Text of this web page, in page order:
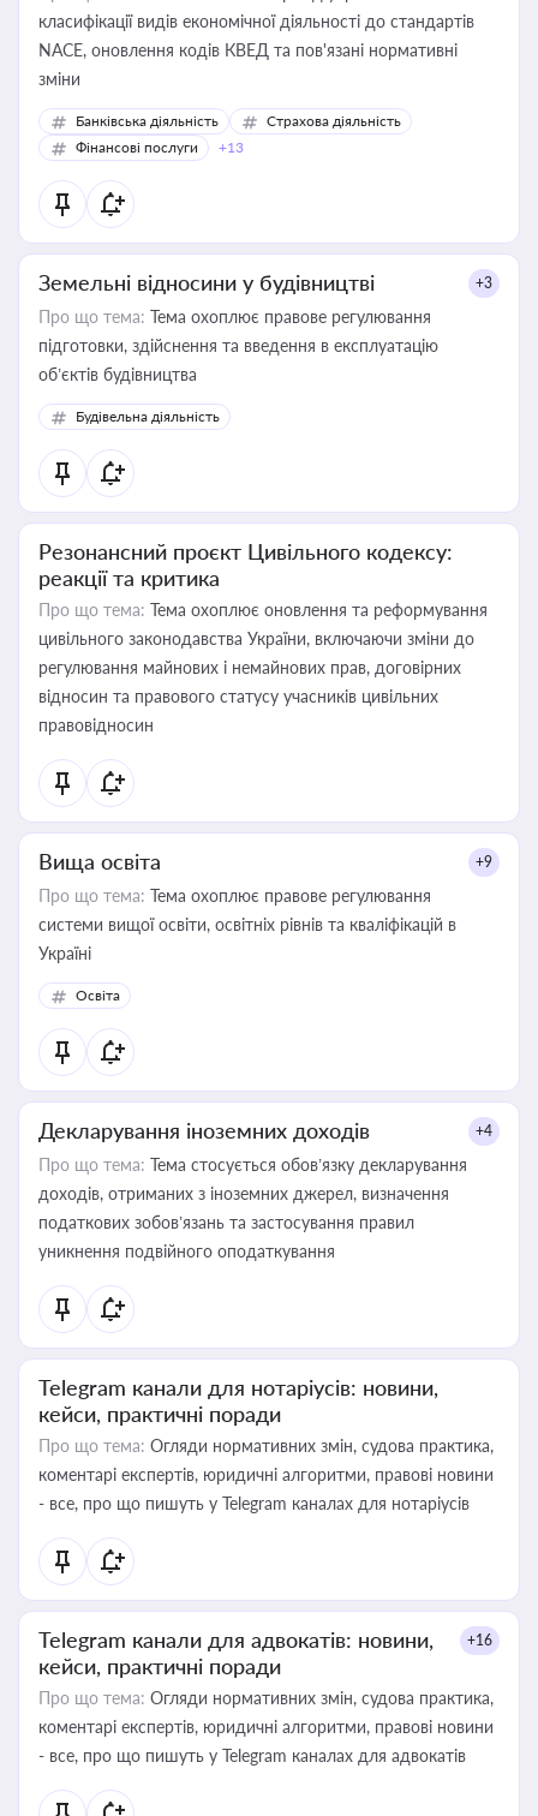
класифікації видів економічної діяльності до стандартів
NACE, оновлення кодів КВЕД та пов'язані нормативні
зміни
Банківська діяльність
Страхова діяльність
Фінансові послуги
+13
Земельні відносини у будівництві +3
Про що тема: Тема охоплює правове регулювання
підготовки, здійснення та введення в експлуатацію
об’єктів будівництва
Будівельна діяльність
Резонансний проєкт Цивільного кодексу:
реакції та критика
Про що тема: Тема охоплює оновлення та реформування
цивільного законодавства України, включаючи зміни до
регулювання майнових і немайнових прав, договірних
відносин та правового статусу учасників цивільних
правовідносин
Вища освіта +9
Про що тема: Тема охоплює правове регулювання
системи вищої освіти, освітніх рівнів та кваліфікацій в
Україні
Освіта
Декларування іноземних доходів +4
Про що тема: Тема стосується обов’язку декларування
доходів, отриманих з іноземних джерел, визначення
податкових зобов’язань та застосування правил
уникнення подвійного оподаткування
Telegram канали для нотаріусів: новини,
кейси, практичні поради
Про що тема: Огляди нормативних змін, судова практика,
коментарі експертів, юридичні алгоритми, правові новини
- все, про що пишуть у Telegram каналах для нотаріусів
Telegram канали для адвокатів: новини,
кейси, практичні поради
+16
Про що тема: Огляди нормативних змін, судова практика,
коментарі експертів, юридичні алгоритми, правові новини
- все, про що пишуть у Telegram каналах для адвокатів